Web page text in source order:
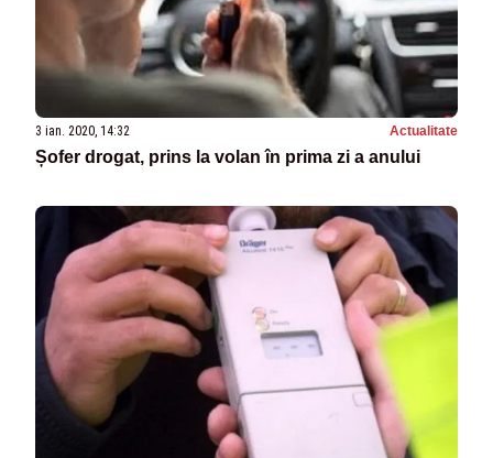
3 ian. 2020, 14:32 Actualitate
Șofer drogat, prins la volan în prima zi a anului